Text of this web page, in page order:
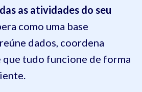
as atividades do seu
como uma base
dados, coordena
que tudo funcione de forma